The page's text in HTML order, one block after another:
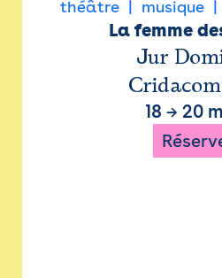
théâtre musique
La femme
Jur
18 → 20